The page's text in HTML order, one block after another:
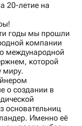
20-летие на
годы мы прошли
компании
международной
которой
миру.
о создании в
основательниц
Именно её